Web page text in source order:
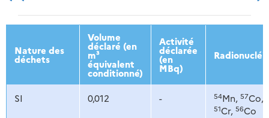
2013 2014 2015 2016
Nature des
déchets
Volume
déclaré (en
m³
équivalent
conditionné)
Activité
déclarée
(en
MBq)
SI 0,012 - 54Mn, 57Co,
51Cr, 56Co